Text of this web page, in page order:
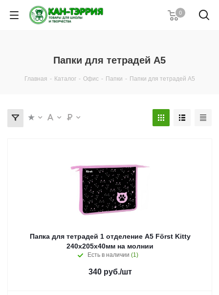
0
Папки для тетрадей А5
Главная - Каталог - Офис - Папки - Папки для тетрадей А5
Папка для тетрадей 1 отделение А5 Först Kitty
240х205х40мм на молнии
Есть в наличии (1)
340руб./шт